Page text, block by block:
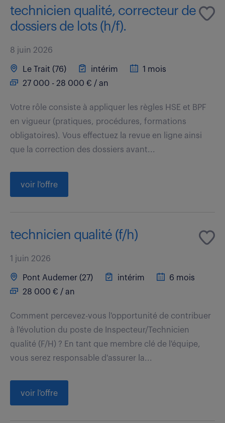
technicien qualité, correcteur de
dossiers de lots (h/f).
8 juin 2026
Le Trait (76) intérim
1 mois
27 000 - 28 000 € / an
Votre rôle consiste à appliquer les règles HSE et BPF
en vigueur (pratiques, procédures, formations
obligatoires). Vous effectuez la revue en ligne ainsi
que la correction des dossiers avant...
voir l'offre
technicien qualité (f/h)
1 juin 2026
Pont Audemer (27) intérim
6 mois
28 000 € / an
Comment percevez-vous l'opportunité de contribuer
à l'évolution du poste de Inspecteur/Technicien
qualité (F/H) ? En tant que membre clé de l'équipe,
vous serez responsable d'assurer la...
voir l'offre